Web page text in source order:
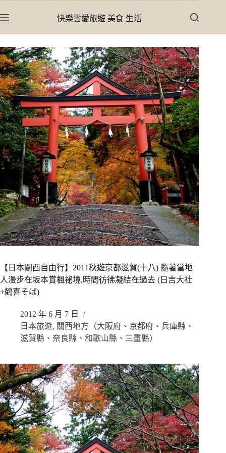
至
內
容
快樂雲愛旅遊 美食 生活
【日本關西自由行】2011秋遊京都滋賀(十八) 隨著當地
人漫步在坂本賞楓祕境,時間彷彿凝結在過去 (日吉大社
+鶴喜そば)
2012 年 6 月 7 日
日本旅遊, 關西地方（大阪府、京都府、兵庫縣、
滋賀縣、奈良縣、和歌山縣、三重縣）